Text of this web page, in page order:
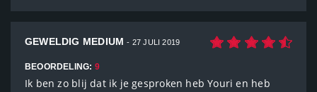
GEWELDIG MEDIUM- 27 JULI 2019
BEOORDELING: 9
Ik ben zo blij dat ik je gesproken heb Youri en heb